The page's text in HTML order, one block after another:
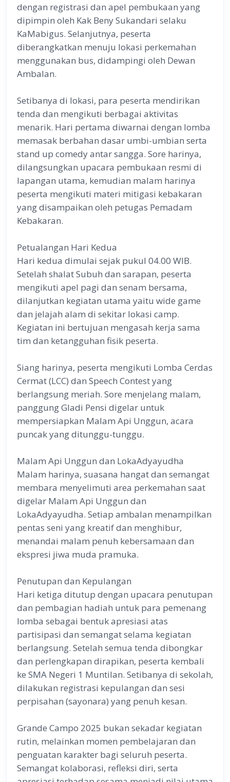
dengan registrasi dan apel pembukaan yang
dipimpin oleh Kak Beny Sukandari selaku
KaMabigus. Selanjutnya, peserta
diberangkatkan menuju lokasi perkemahan
menggunakan bus, didampingi oleh Dewan
Ambalan.
Setibanya di lokasi, para peserta mendirikan
tenda dan mengikuti berbagai aktivitas
menarik. Hari pertama diwarnai dengan lomba
memasak berbahan dasar umbi-umbian serta
stand up comedy antar sangga. Sore harinya,
dilangsungkan upacara pembukaan resmi di
lapangan utama, kemudian malam harinya
peserta mengikuti materi mitigasi kebakaran
yang disampaikan oleh petugas Pemadam
Kebakaran.
Petualangan Hari Kedua
Hari kedua dimulai sejak pukul 04.00 WIB.
Setelah shalat Subuh dan sarapan, peserta
mengikuti apel pagi dan senam bersama,
dilanjutkan kegiatan utama yaitu wide game
dan jelajah alam di sekitar lokasi camp.
Kegiatan ini bertujuan mengasah kerja sama
tim dan ketangguhan fisik peserta.
Siang harinya, peserta mengikuti Lomba Cerdas
Cermat (LCC) dan Speech Contest yang
berlangsung meriah. Sore menjelang malam,
panggung Gladi Pensi digelar untuk
mempersiapkan Malam Api Unggun, acara
puncak yang ditunggu-tunggu.
Malam Api Unggun dan LokaAdyayudha
Malam harinya, suasana hangat dan semangat
membara menyelimuti area perkemahan saat
digelar Malam Api Unggun dan
LokaAdyayudha. Setiap ambalan menampilkan
pentas seni yang kreatif dan menghibur,
menandai malam penuh kebersamaan dan
ekspresi jiwa muda pramuka.
Penutupan dan Kepulangan
Hari ketiga ditutup dengan upacara penutupan
dan pembagian hadiah untuk para pemenang
lomba sebagai bentuk apresiasi atas
partisipasi dan semangat selama kegiatan
berlangsung. Setelah semua tenda dibongkar
dan perlengkapan dirapikan, peserta kembali
ke SMA Negeri 1 Muntilan. Setibanya di sekolah,
dilakukan registrasi kepulangan dan sesi
perpisahan (sayonara) yang penuh kesan.
Grande Campo 2025 bukan sekadar kegiatan
rutin, melainkan momen pembelajaran dan
penguatan karakter bagi seluruh peserta.
Semangat kolaborasi, refleksi diri, serta